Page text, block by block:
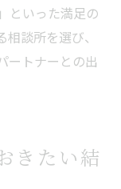
談所の選択
といった満足の
談所を選び、
ートナーとの出
きたい結